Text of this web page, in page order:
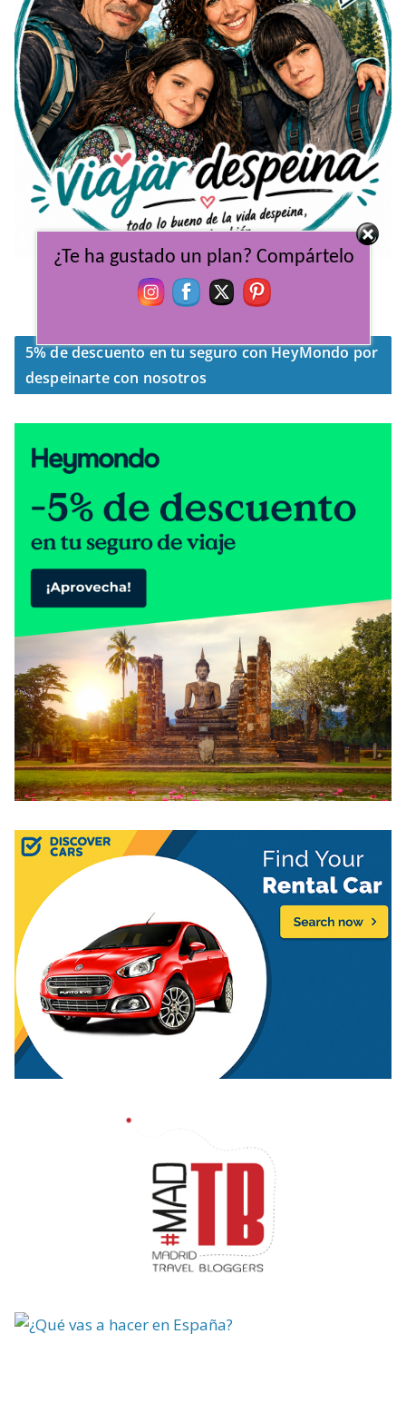
Viajar Despeina, un pack familiar indivisible
dispuestos a explorar cada lugar del mundo.
5% de descuento en tu seguro con HeyMondo por
despeinarte con nosotros
¿Te ha gustado un plan? Compártelo